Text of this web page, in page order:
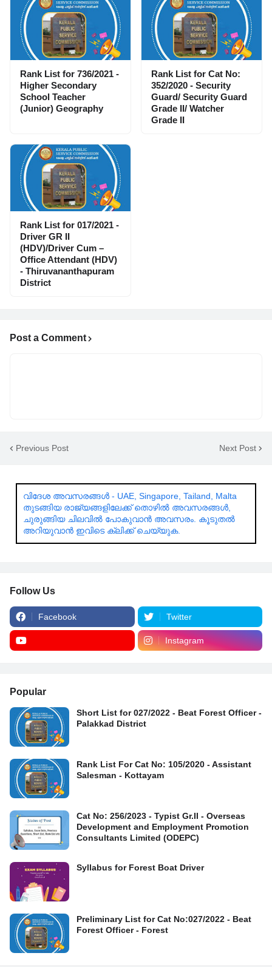
Rank List for 736/2021 -
Higher Secondary
School Teacher
(Junior) Geography
Rank List for Cat No:
352/2020 - Security
Guard/ Security Guard
Grade II/ Watcher
Grade II
Rank List for 017/2021 -
Driver GR II
(HDV)/Driver Cum –
Office Attendant (HDV)
- Thiruvananthapuram
District
Post a Comment
Previous Post Next Post
വിദേശ അവസരങ്ങൾ - UAE, Singapore, Tailand, Malta
തുടങ്ങിയ രാജ്യങ്ങളിലേക്ക് തൊഴിൽ അവസരങ്ങൾ,
ചുരുങ്ങിയ ചിലവിൽ പോകുവാൻ അവസരം. കൂടുതൽ
അറിയുവാൻ ഇവിടെ ക്ലിക്ക് ചെയ്യുക.
Follow Us
Facebook Twitter
Instagram
Popular
Short List for 027/2022 - Beat Forest Officer -
Palakkad District
Rank List For Cat No: 105/2020 - Assistant
Salesman - Kottayam
Cat No: 256/2023 - Typist Gr.II - Overseas
Development and Employment Promotion
Consultants Limited (ODEPC)
Syllabus for Forest Boat Driver
Preliminary List for Cat No:027/2022 - Beat
Forest Officer - Forest